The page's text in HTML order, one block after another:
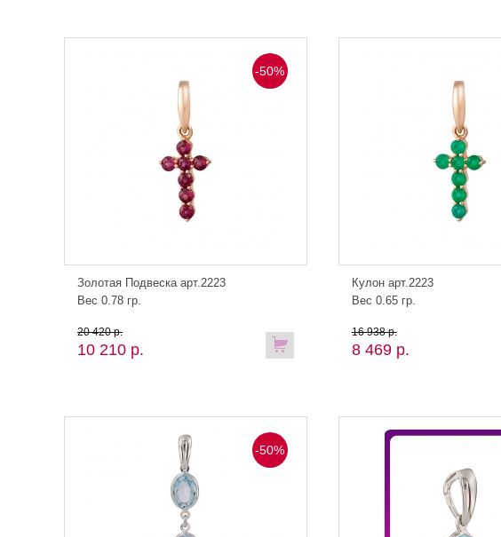
-50%
Золотая Подвеска арт.2223
Вес 0.78 гр.
10 210 р.
20 420 р.
Кулон арт.2223
Вес 0.65 гр.
8 469 р.
16 938 р.
-50%